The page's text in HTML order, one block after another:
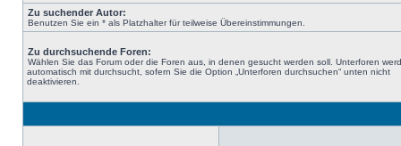
Zu suchender Autor:
Benutzen Sie ein * als Platzhalter für teilweise Übereinstimmungen.
Zu durchsuchende Foren:
Wählen Sie das Forum oder die Foren aus, in denen gesucht werden soll. Unterforen
automatisch mit durchsucht, sofern Sie die Option „Unterforen durchsuchen“ unten nicht
deaktivieren.